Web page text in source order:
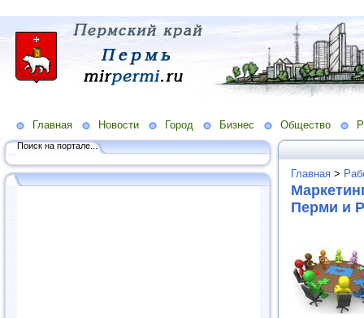
Главная Новости Город Бизнес Общество
Поиск на портале...
Главная >
Перми и